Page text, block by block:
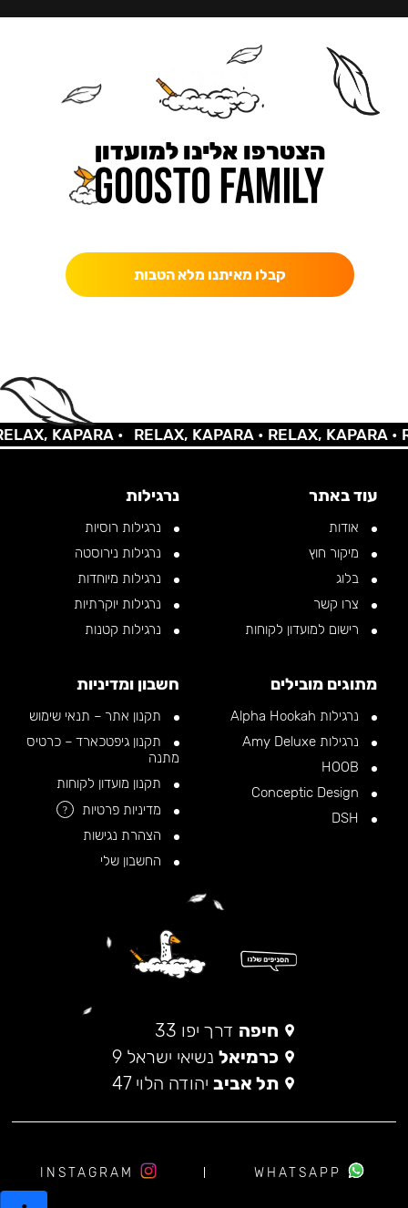
הצטרפו אלינו למועדון
קבלו מאיתנו מלא הטבות
KAPARA • RELAX, KAPARA •RELAX, KAPARA •
עוד באתר
אודות
מיקור חוץ
בלוג
צרו קשר
רישום למועדון לקוחות
נרגילות
נרגילות רוסיות
נרגילות נירוסטה
נרגילות מיוחדות
נרגילות יוקרתיות
נרגילות קטנות
מתוגים מובילים
נרגילות Alpha Hookah
נרגילות Amy Deluxe
חשבון ומדיניות
תקנון אתר – תנאי שימוש
תקנון גיפטכארד – כרטיס
מתנה
תקנון מועדון לקוחות
מדיניות פרטיות
?
הצהרת נגישות
החשבון שלי
חיפה דרך יפו 33
כרמיאל נשיאי ישראל 9
תל אביב יהודה הלוי 47
WHATSAPP
INSTAGRAM